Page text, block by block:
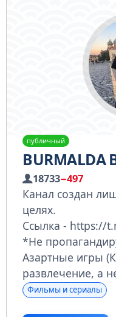
публичный
BURMALDA
18733−497
Канал создан
целях.
Ссылка - https://
*Не
Азартные игры
развлечение, а
Фильмы и сериалы